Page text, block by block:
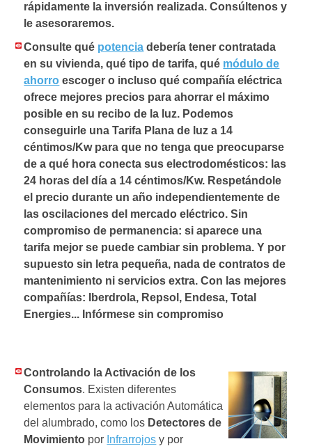
rápidamente la inversión realizada. Consúltenos y
le asesoraremos.
Consulte qué potencia debería tener contratada
en su vivienda, qué tipo de tarifa, qué módulo de
ahorro escoger o incluso qué compañía eléctrica
ofrece mejores precios para ahorrar el máximo
posible en su recibo de la luz. Podemos
conseguirle una Tarifa Plana de luz a 14
céntimos/Kw para que no tenga que preocuparse
de a qué hora conecta sus electrodomésticos: las
24 horas del día a 14 céntimos/Kw. Respetándole
el precio durante un año independientemente de
las oscilaciones del mercado eléctrico. Sin
compromiso de permanencia: si aparece una
tarifa mejor se puede cambiar sin problema. Y por
supuesto sin letra pequeña, nada de contratos de
mantenimiento ni servicios extra. Con las mejores
compañías: Iberdrola, Repsol, Endesa, Total
Energies... Infórmese sin compromiso
Controlando la Activación de los
Consumos. Existen diferentes
elementos para la activación Automática
del alumbrado, como los Detectores de
Movimiento por Infrarrojos y por